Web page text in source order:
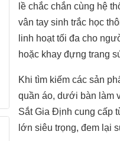
lề chắc chắn cùng hệ
vân tay sinh trắc học
linh hoạt tối đa cho
hoặc khay đựng trang
Khi tìm kiếm các sản
quần áo, dưới bàn làm
Sắt Gia Định cung cấp
lớn siêu trọng, đem lại